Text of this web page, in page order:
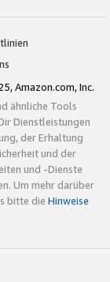
Amazon.com, Inc.
ähnliche Tools
Dienstleistungen
der Erhaltung
und der
und -Dienste
Um mehr darüber
bitte die Hinweise